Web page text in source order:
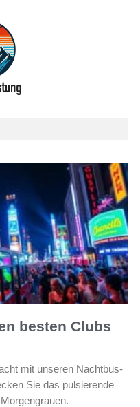
besten Clubs
mit unseren Nachtbus-
Sie das pulsierende